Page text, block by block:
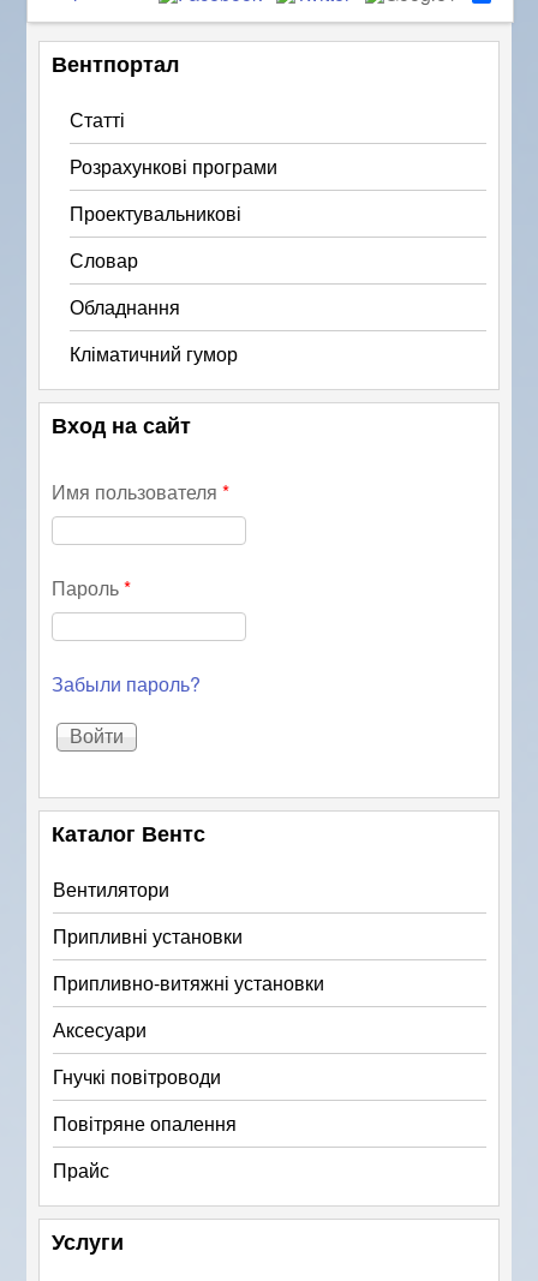
h
a
r
Вентпортал
Статті
Розрахункові програми
Проектувальникові
Словар
Обладнання
Кліматичний гумор
Вход на сайт
Имя пользователя*
Пароль*
Забыли пароль?
Каталог Вентс
Вентилятори
Припливні установки
Припливно-витяжні установки
Аксесуари
Гнучкі повітроводи
Повітряне опалення
Прайс
Услуги